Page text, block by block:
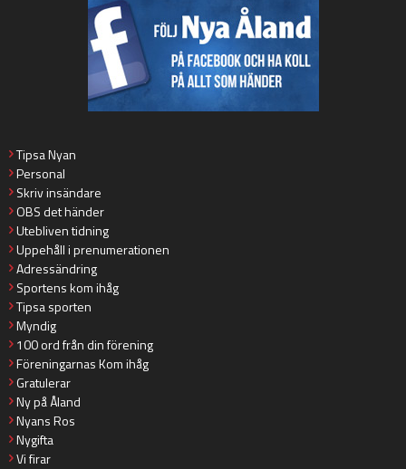
Tipsa Nyan
Personal
Skriv insändare
OBS det händer
Utebliven tidning
Uppehåll i prenumerationen
Adressändring
Sportens kom ihåg
Tipsa sporten
Myndig
100 ord från din förening
Föreningarnas Kom ihåg
Gratulerar
Ny på Åland
Nyans Ros
Nygifta
Vi firar